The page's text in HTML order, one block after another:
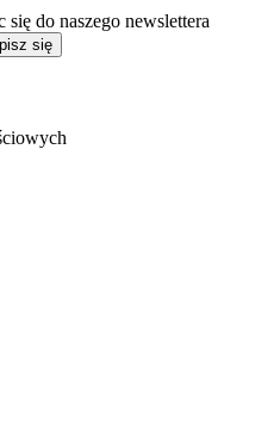
do naszego newslettera
się